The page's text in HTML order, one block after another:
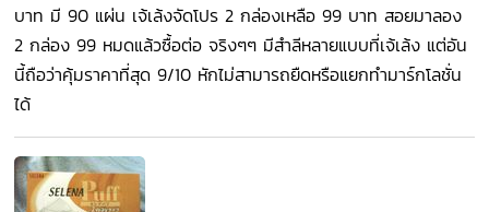
บาท มี 90 แผ่น เจ้เล้งจัดโปร 2 กล่องเหลือ 99 บาท สอยมาลอง
2 กล่อง 99 หมดแล้วซื้อต่อ จริงๆๆ มีสำลีหลายแบบที่เจ้เล้ง แต่อัน
นี้ถือว่าคุ้มราคาที่สุด 9/10 หักไม่สามารถยืดหรือแยกทำมาร์กโลชั่น
ได้